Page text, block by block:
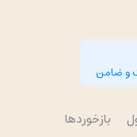
بازخوردها